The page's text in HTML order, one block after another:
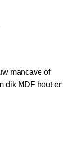
mancave of
dik MDF hout en